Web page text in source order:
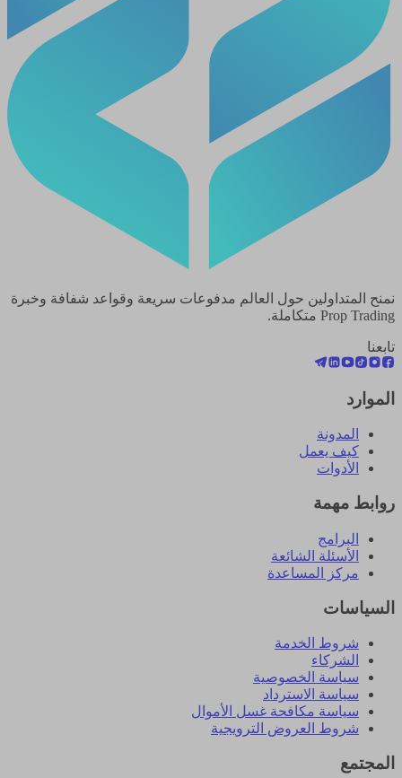
نمنح المتداولين حول العالم مدفوعات سريعة وقواعد شفافة وخبرة
Prop Trading متكاملة.
تابعنا
الموارد
المدونة
كيف يعمل
الأدوات
روابط مهمة
البرامج
الأسئلة الشائعة
مركز المساعدة
السياسات
شروط الخدمة
الشركاء
سياسة الخصوصية
سياسة الاسترداد
سياسة مكافحة غسل الأموال
شروط العروض الترويجية
المجتمع